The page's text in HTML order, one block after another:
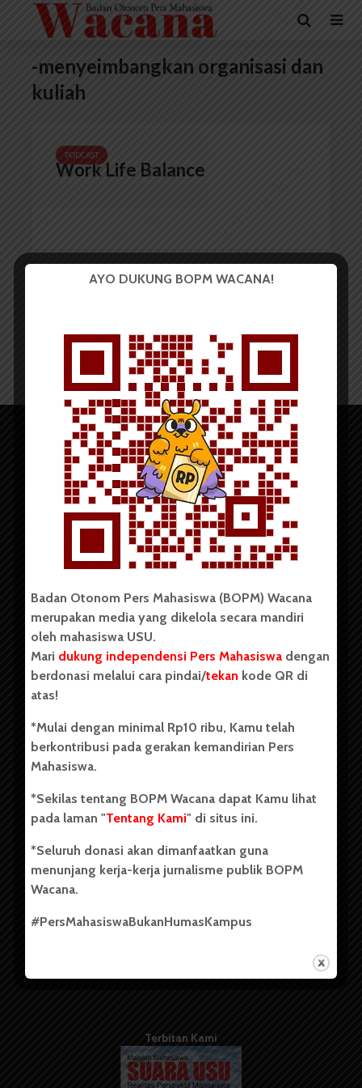
-menyeimbangkan organisasi dan
kuliah
PODCAST
Work Life Balance
Copyright © 2023. All rights reserved BOPM WACANA.
Badan Otonom Pers Mahasiswa (BOPM) Wacana merupakan
pers mahasiswa yang berdiri di luar kampus dan dikelola
secara mandiri oleh mahasiswa Universitas Sumatera Utara
(USU). Sebelumnya BOPM Wacana merupakan salah satu
Unit Kegiatan Mahasiswa (UKM) di Universitas Sumatera
berdiri pada 1 Juli 1995.
Tentang Kami
Info Iklan
Terbitan Kami
AYO DUKUNG BOPM WACANA!
Badan Otonom Pers Mahasiswa (BOPM) Wacana
merupakan media yang dikelola secara mandiri
oleh mahasiswa USU.
Mari dukung independensi Pers Mahasiswa dengan
berdonasi melalui cara pindai/tekan kode QR di
atas!
*Mulai dengan minimal Rp10 ribu, Kamu telah
berkontribusi pada gerakan kemandirian Pers
Mahasiswa.
*Sekilas tentang BOPM Wacana dapat Kamu lihat
pada laman "Tentang Kami" di situs ini.
*Seluruh donasi akan dimanfaatkan guna
menunjang kerja-kerja jurnalisme publik BOPM
Wacana.
#PersMahasiswaBukanHumasKampus